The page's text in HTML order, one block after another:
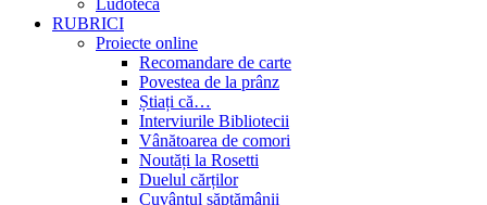
Ludotecă
RUBRICI
Proiecte online
Recomandare de carte
Povestea de la prânz
Știați că…
Interviurile Bibliotecii
Vânătoarea de comori
Noutăți la Rosetti
Duelul cărților
Cuvântul săptămânii